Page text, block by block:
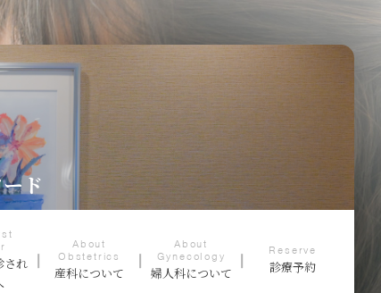
ド
され
About
Obstetrics
産科について
About
Gynecology
婦人科について
Reserve
診療予約